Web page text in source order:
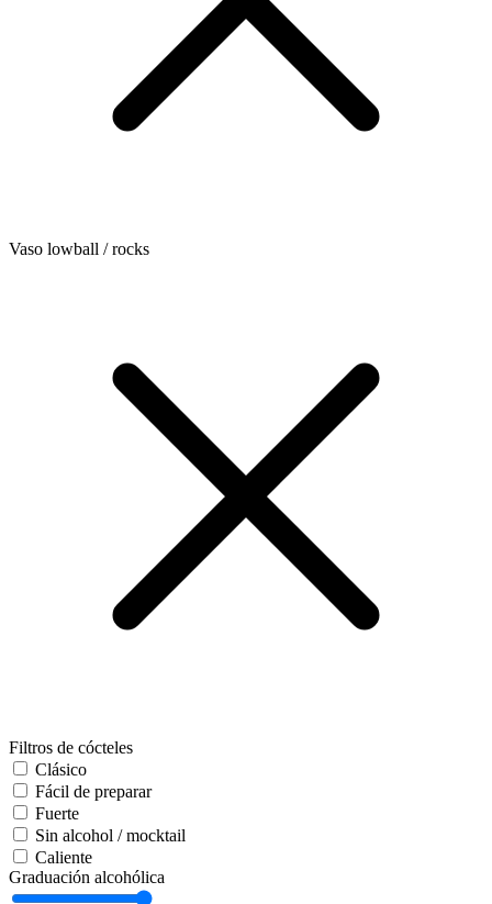
Vaso lowball / rocks
Filtros de cócteles
Clásico
Fácil de preparar
Fuerte
Sin alcohol / mocktail
Caliente
Graduación alcohólica